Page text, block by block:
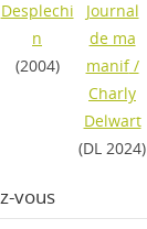
Desplechi
n
(2004)
Journal
de ma
manif/
Charly
Delwart
(DL 2024)
vous